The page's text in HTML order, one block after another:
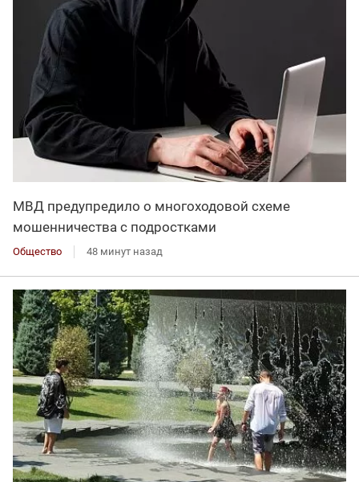
МВД предупредило о многоходовой схеме
мошенничества с подростками
Общество 48 минут назад